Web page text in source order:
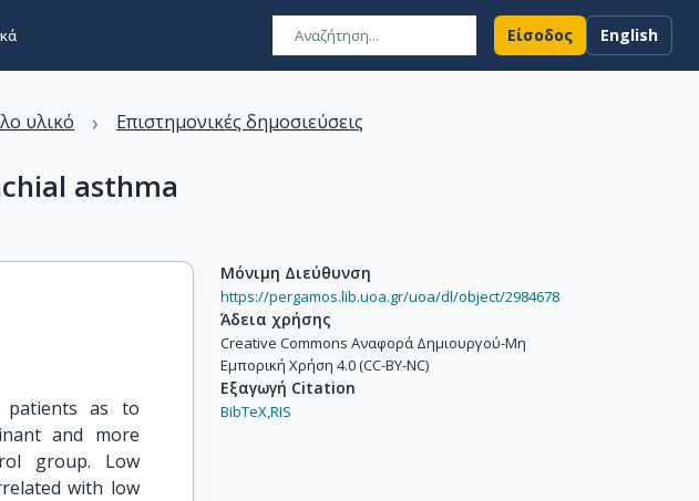
Είσοδος English
υλικό › Επιστημονικές δημοσιεύσεις
asthma
patients as to
and more
group. Low
with low
Μόνιμη Διεύθυνση
https://pergamos.lib.uoa.gr/uoa/dl/object/2984678
Άδεια χρήσης
Creative Commons Αναφορά Δημιουργού-Μη
Εμπορική Χρήση 4.0 (CC-BY-NC)
Εξαγωγή Citation
BibTeX,RIS